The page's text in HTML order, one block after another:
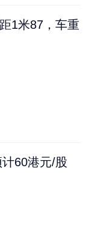
1米87，车重
60港元/股